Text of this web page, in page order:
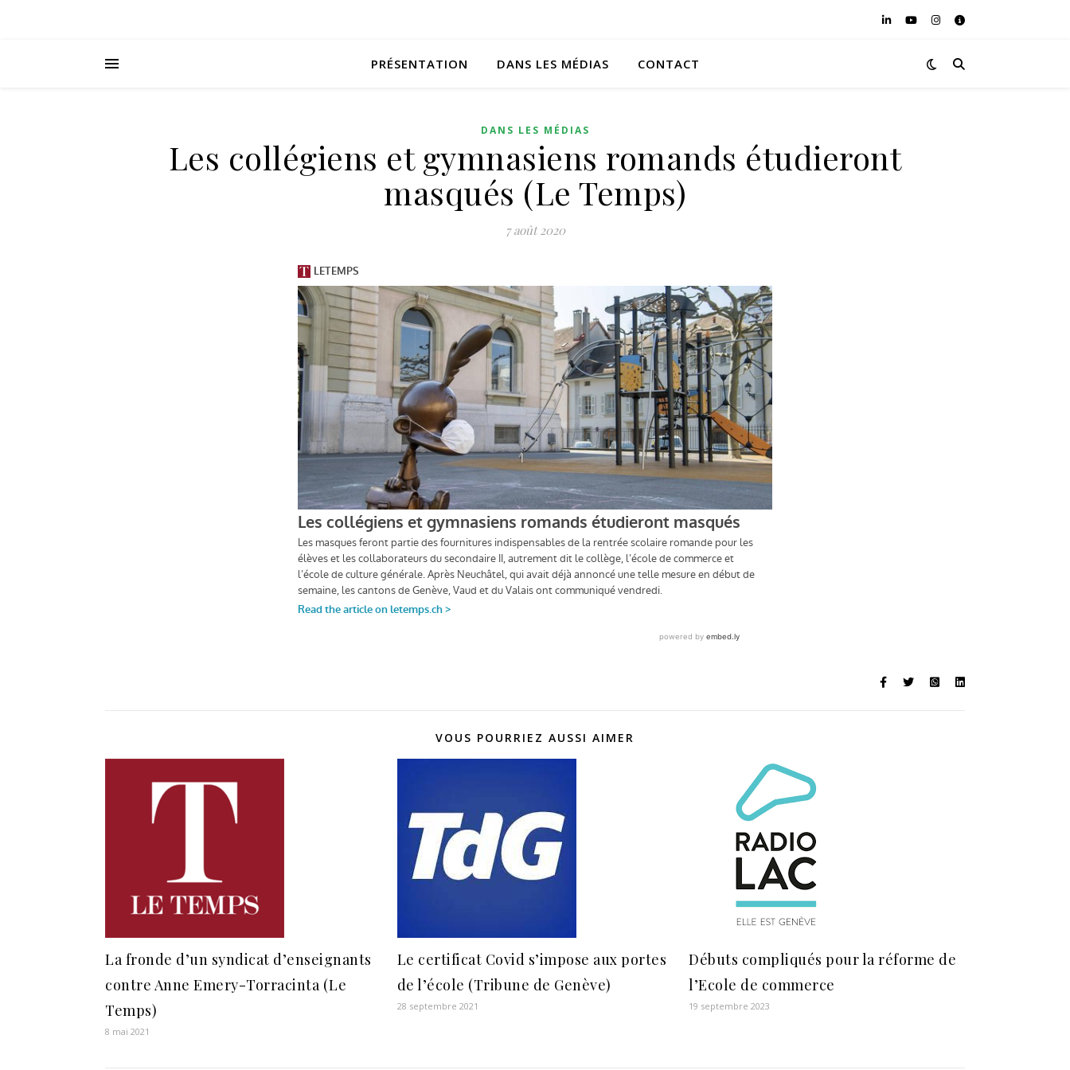
PRÉSENTATION DANS LES MÉDIAS CONTACT
DANS LES MÉDIAS
Les collégiens et gymnasiens romands étudieront
masqués (Le Temps)
7 août 2020
VOUS POURRIEZ AUSSI AIMER
La fronde d’un syndicat d’enseignants
contre Anne Emery-Torracinta (Le
Temps)
8 mai 2021
Le certificat Covid s’impose aux portes
de l’école (Tribune de Genève)
28 septembre 2021
Débuts compliqués pour la réforme de
l’Ecole de commerce
19 septembre 2023